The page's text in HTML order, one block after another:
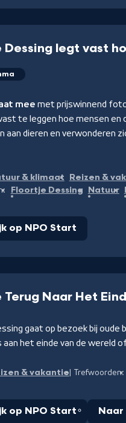
Dessing legt vast
mee met prijswinnend
te leggen hoe mensen en
aan dieren en verwonderen
& klimaat Reizen &
Floortje Dessing Natuur
op NPO Start
Terug Naar Het
gaat op bezoek bij oude
het einde van de wereld
& vakantie Trefwoorden:
op NPO Start